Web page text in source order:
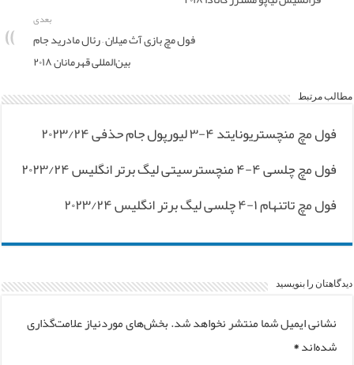
بعدی
فول مچ بازی آث میلان – رئال مادرید جام
بین‌المللی قهرمانان ۲۰۱۸
مطالب مرتبط
فول مچ منچستریونایتد ۴-۳ لیورپول جام حذفی ۲۰۲۳/۲۴
فول مچ چلسی ۴-۴ منچسترسیتی لیگ برتر انگلیس ۲۰۲۳/۲۴
فول مچ تاتنهام ۱-۴ چلسی لیگ برتر انگلیس ۲۰۲۳/۲۴
دیدگاهتان را بنویسید
نشانی ایمیل شما منتشر نخواهد شد.بخش‌های موردنیاز علامت‌گذاری
شده‌اند*